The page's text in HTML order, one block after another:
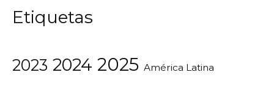
Etiquetas
2023 2024 2025 América Latina